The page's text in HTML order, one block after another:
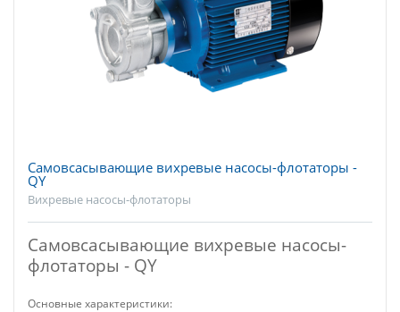
Самовсасывающие вихревые насосы-флотаторы -
QY
Вихревые насосы-флотаторы
Самовсасывающие вихревые насосы-
флотаторы - QY
Основные характеристики: